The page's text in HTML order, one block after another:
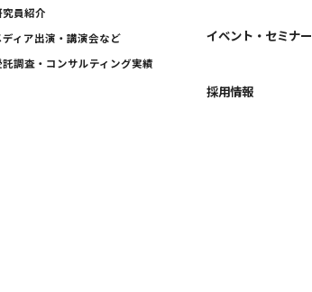
究員紹介
ディア出演・講演会など
託調査・コンサルティング実績
イベント・セミナー
採用情報